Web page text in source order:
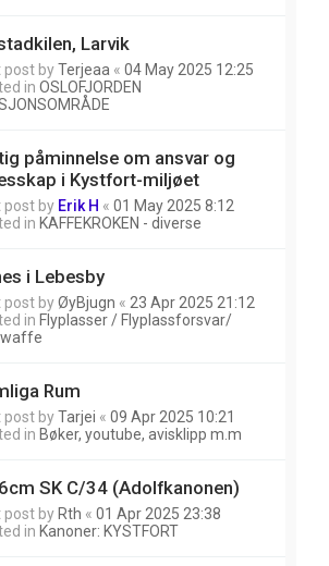
Larvik
post byTerjeaa « 04 May 2025 12:25
in OSLOFJORDEN
påminnelse om ansvar og
i Kystfort-miljøet
post by Erik H « 01 May 2025 8:12
in KAFFEKROKEN - diverse
i Lebesby
post byØyBjugn « 23 Apr 2025 21:12
in Flyplasser / Flyplassforsvar/
Rum
post byTarjei « 09 Apr 2025 10:21
in Bøker, youtube, avisklipp m.m
SK C/34 (Adolfkanonen)
post by Rth « 01 Apr 2025 23:38
in Kanoner: KYSTFORT